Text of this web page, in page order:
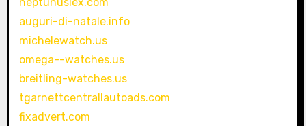
auguri-di-natale.info
michelewatch.us
omega--watches.us
breitling-watches.us
tgarnettcentrallautoads.com
fixadvert.com